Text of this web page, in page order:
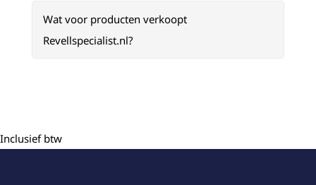
Wat voor producten verkoopt
Revellspecialist.nl?
Inclusief btw